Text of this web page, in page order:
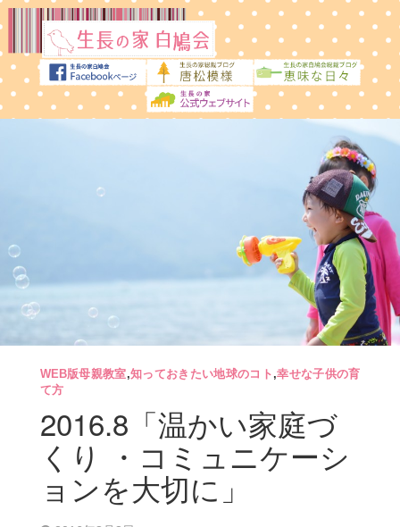
WEB版母親教室,知っておきたい地球のコト ,幸せな子供の育
て方
2016.8「温かい家庭づ
くり ・コミュニケーシ
ョンを大切に」